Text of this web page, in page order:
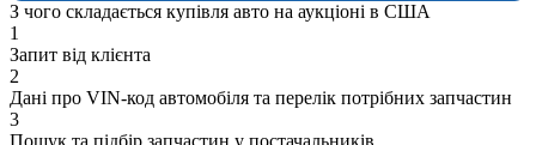
З чого складається купівля авто на аукціоні в США
1
Запит від клієнта
2
Дані про VIN-код автомобіля та перелік потрібних запчастин
3
Пошук та підбір запчастин у постачальників